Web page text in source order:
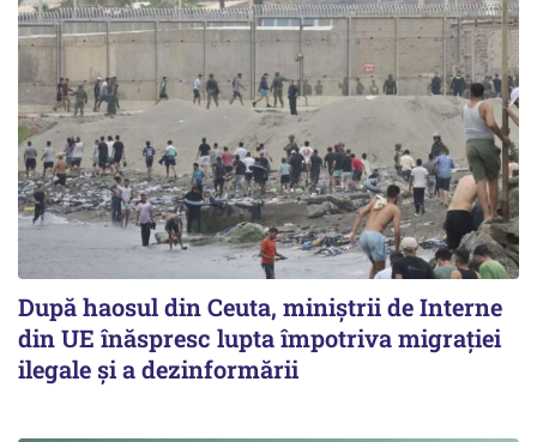
După haosul din Ceuta, miniștrii de Interne
din UE înăspresc lupta împotriva migrației
ilegale și a dezinformării